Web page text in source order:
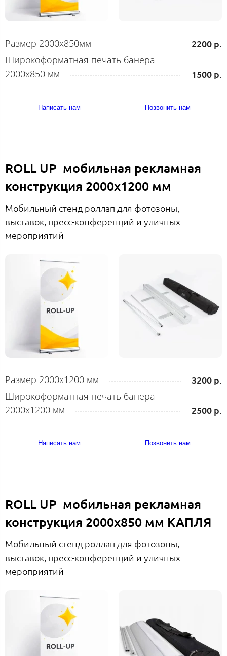
Размер 2000х850мм 2200 р.
Широкоформатная печать банера
2000х850 мм
1500 р.
Написать нам Позвонить нам
ROLL UP мобильная рекламная
конструкция 2000х1200 мм
Мобильный стенд роллап для фотозоны,
выставок, пресс-конференций и уличных
мероприятий
Размер 2000х1200 мм 3200 р.
Широкоформатная печать банера
2000х1200 мм
2500 р.
Написать нам Позвонить нам
ROLL UP мобильная рекламная
конструкция 2000х850 мм КАПЛЯ
Мобильный стенд роллап для фотозоны,
выставок, пресс-конференций и уличных
мероприятий